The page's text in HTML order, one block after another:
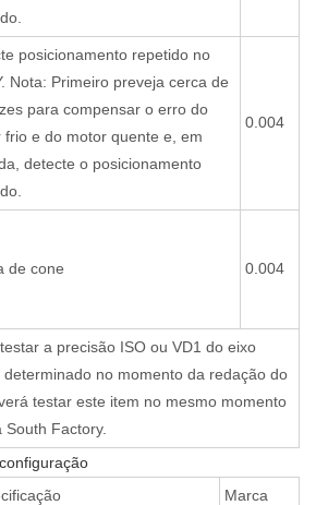
posicionamento repetido no
Nota: Primeiro preveja cerca de
para compensar o erro do
frio e do motor quente e, em
detecte o posicionamento
0.004
de cone 0.004
a precisão ISO ou VD1 do eixo
determinado no momento da redação do
testar este item no mesmo momento
Factory.
Marca